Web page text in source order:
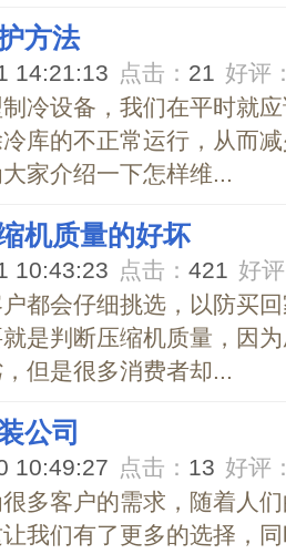
方法
14:21:13 点击： 21 好评
冷设备，我们在平时就
库的不正常运行，从而
家介绍一下怎样维...
机质量的好坏
10:43:23 点击： 421 好
都会仔细挑选，以防买
是判断压缩机质量，因
但是很多消费者却...
公司
10:49:27 点击： 13 好评
多客户的需求，随着人
我们有了更多的选择，